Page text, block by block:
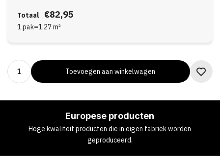
Totaal €82,95
1 pak=1.27m²
Toevoegen aan winkelwagen
Europese producten
Hoge kwaliteit producten die in eigen fabriek worden
geproduceerd.